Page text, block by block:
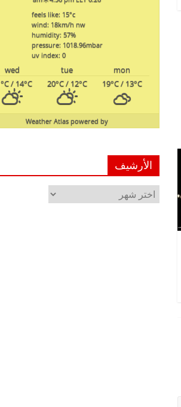
feels like: 15°c
wind: 18km/h nw
humidity: 57%
pressure: 1018.96mbar
uv index: 0
mon
tue
wed
19°C/ 13°C
20°C/ 12°C
°C/ 14°C
powered by
Weather Atlas
الأرشيف
الأرشيف